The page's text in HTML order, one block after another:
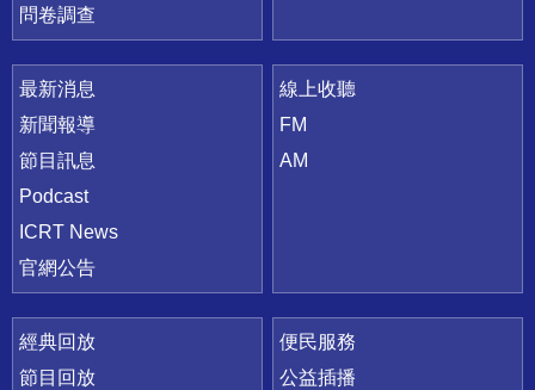
問卷調查
最新消息
新聞報導
節目訊息
Podcast
ICRT News
官網公告
線上收聽
FM
AM
經典回放
節目回放
便民服務
公益插播